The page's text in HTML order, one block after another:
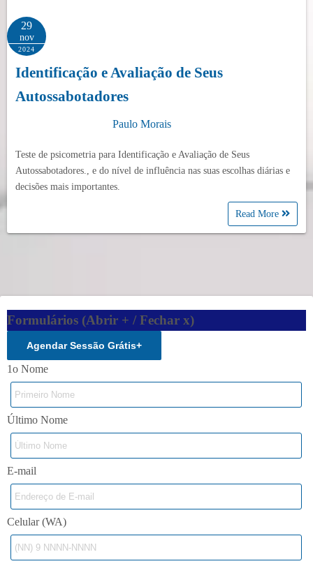
29
nov
2024
Identificação e Avaliação de Seus
Autossabotadores
Paulo Morais
Teste de psicometria para Identificação e Avaliação de Seus
Autossabotadores., e do nível de influência nas suas escolhas diárias e
decisões mais importantes.
Read More
Formulários (Abrir + / Fechar x)
Agendar Sessão Grátis+
1o Nome
Último Nome
E-mail
Celular (WA)